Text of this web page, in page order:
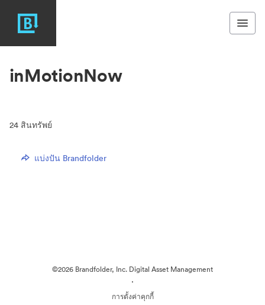
inMotionNow
24 สินทรัพย์
แบ่งปัน Brandfolder
©2026 Brandfolder, Inc. Digital Asset Management
·
การตั้งค่าคุกกี้